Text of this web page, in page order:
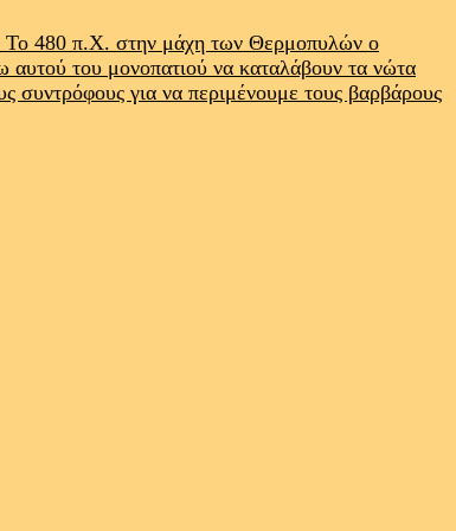
Το 480 π.Χ. στην μάχη των Θερμοπυλών ο
του μονοπατιού να καταλάβουν τα νώτα
συντρόφους για να περιμένουμε τους βαρβάρους